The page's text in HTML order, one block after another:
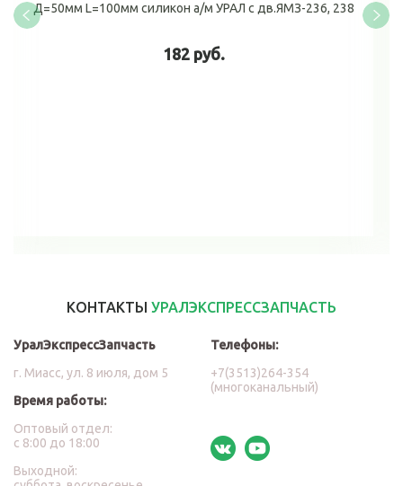
Д=50мм L=100мм силикон а/м УРАЛ с дв.ЯМЗ-236, 238
182 руб.
КОНТАКТЫ УРАЛЭКСПРЕССЗАПЧАСТЬ
УралЭкспрессЗапчасть
г. Миасс, ул. 8 июля, дом 5
Время работы:
Оптовый отдел:
с 8:00 до 18:00
Выходной:
Телефоны:
+7(3513)264-354
(многоканальный)